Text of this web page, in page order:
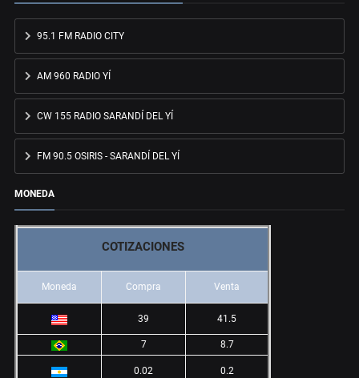
95.1 FM RADIO CITY
AM 960 RADIO YÍ
CW 155 RADIO SARANDÍ DEL YÍ
FM 90.5 OSIRIS - SARANDÍ DEL YÍ
MONEDA
COTIZACIONES
Moneda Compra Venta
39 41.5
7 8.7
0.02 0.2